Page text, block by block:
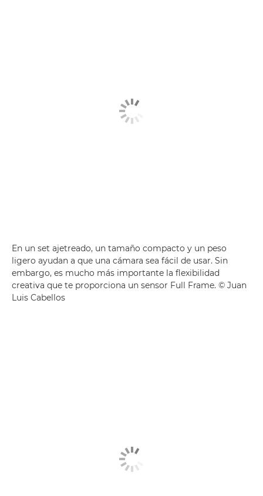
En un set ajetreado, un tamaño compacto y un peso
ligero ayudan a que una cámara sea fácil de usar. Sin
embargo, es mucho más importante la flexibilidad
creativa que te proporciona un sensor Full Frame. © Juan
Luis Cabellos